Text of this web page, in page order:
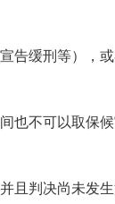
告缓刑等），
也不可以取保
且判决尚未发